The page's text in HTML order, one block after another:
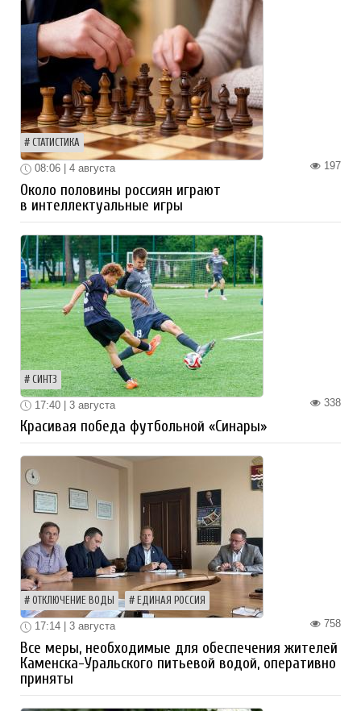
СТАТИСТИКА
197
08:06 | 4 августа
Около половины россиян играют
в интеллектуальные игры
СИНТЗ
338
17:40 | 3 августа
Красивая победа футбольной «Синары»
ОТКЛЮЧЕНИЕ ВОДЫ ЕДИНАЯ РОССИЯ
758
17:14 | 3 августа
Все меры, необходимые для обеспечения жителей
Каменска-Уральского питьевой водой, оперативно
приняты